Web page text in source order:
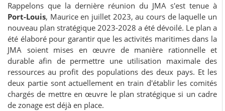
Rappelons que la dernière réunion du JMA s'est tenue à
Port-Louis, Maurice en juillet 2023, au cours de laquelle un
nouveau plan stratégique 2023-2028 a été dévoilé. Le plan a
été élaboré pour garantir que les activités maritimes dans la
JMA soient mises en œuvre de manière rationnelle et
durable afin de permettre une utilisation maximale des
ressources au profit des populations des deux pays. Et les
deux partie sont actuellement en train d'établir les comités
chargés de mettre en œuvre le plan stratégique si un cadre
de zonage est déjà en place.